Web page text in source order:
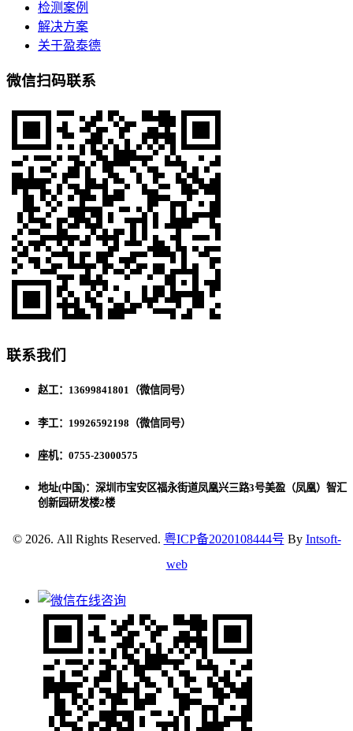
检测案例
解决方案
关于盈泰德
微信扫码联系
联系我们
赵工：13699841801（微信同号）
李工：19926592198（微信同号）
座机：0755-23000575
地址(中国)：深圳市宝安区福永街道凤凰兴三路3号美盈（凤凰）智汇
创新园研发楼2楼
© 2026. All Rights Reserved. 粤ICP备2020108444号 By Intsoft-
web